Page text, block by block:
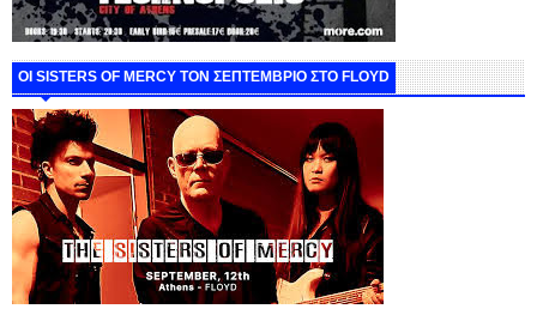
ΟΙ SISTERS OF MERCY ΤΟΝ ΣΕΠΤΕΜΒΡΙΟ ΣΤΟ FLOYD